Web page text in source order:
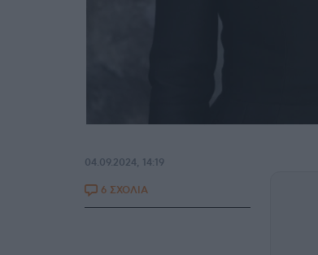
04.09.2024, 14:19
6 ΣΧΟΛΙΑ